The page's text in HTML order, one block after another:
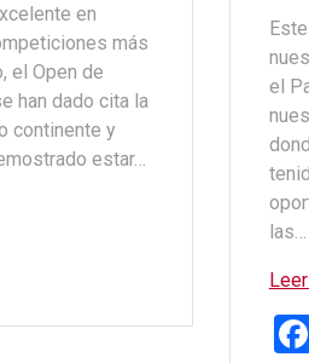
en
más
el Open de
han dado cita la
continente y
estar…
el
las…